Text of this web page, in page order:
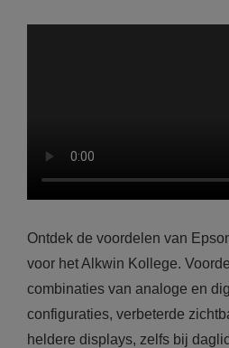
Blog
Ontdek de voordelen van
voor het Alkwin Kollege.
combinaties van analoge en
configuraties, verbeterde
heldere displays, zelfs bij